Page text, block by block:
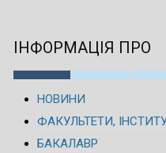
ІНФОРМАЦІЯ ПРО
НОВИНИ
ФАКУЛЬТЕТИ,
БАКАЛАВР